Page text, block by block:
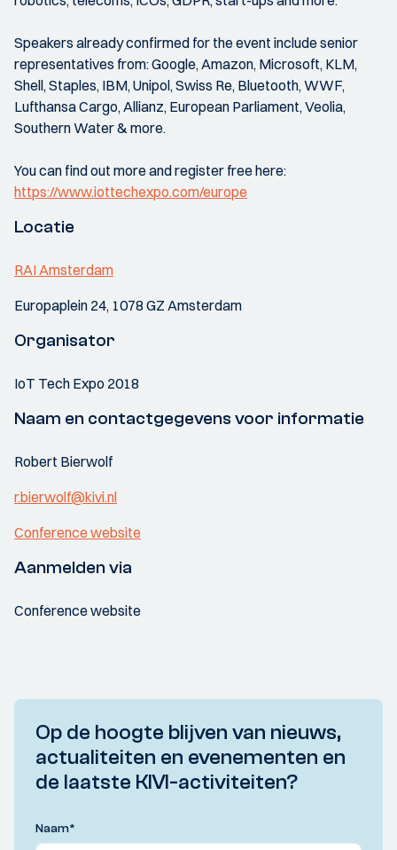
Speakers already confirmed for the event include senior
representatives from: Google, Amazon, Microsoft, KLM,
Shell, Staples, IBM, Unipol, Swiss Re, Bluetooth, WWF,
Lufthansa Cargo, Allianz, European Parliament, Veolia,
Southern Water & more.
You can find out more and register free here:
https://www.iottechexpo.com/europe
Locatie
RAI Amsterdam
Europaplein 24, 1078 GZ Amsterdam
Organisator
IoT Tech Expo 2018
Naam en contactgegevens voor informatie
Robert Bierwolf
r.bierwolf@kivi.nl
Conference website
Aanmelden via
Conference website
Op de hoogte blijven van nieuws,
actualiteiten en evenementen en
de laatste KIVI-activiteiten?
Naam*